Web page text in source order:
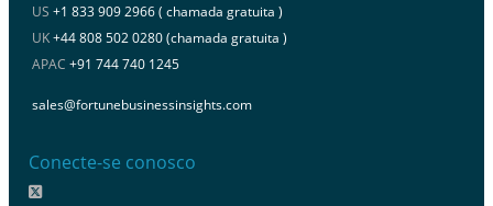
US +1 833 909 2966 ( chamada gratuita )
UK+44 808 502 0280 (chamada gratuita )
APAC +91 744 740 1245
sales@fortunebusinessinsights.com
Conecte-se conosco